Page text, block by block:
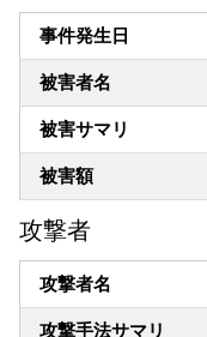
事件発生日
被害者名
被害サマリ
被害額
攻撃者
攻撃者名
攻撃手法サマリ